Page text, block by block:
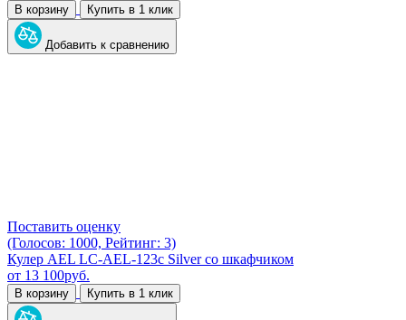
В корзину Купить в 1 клик
Добавить к сравнению
Поставить оценку
(Голосов: 1000, Рейтинг: 3)
Кулер AEL LC-AEL-123c Silver со шкафчиком
от 13 100руб.
В корзину Купить в 1 клик